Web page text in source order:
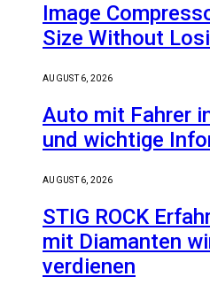
Image
Size Without
AUGUST 6, 2026
Auto mit Fahrer
und wichtige
AUGUST 6, 2026
STIG ROCK
mit Diamanten
verdienen